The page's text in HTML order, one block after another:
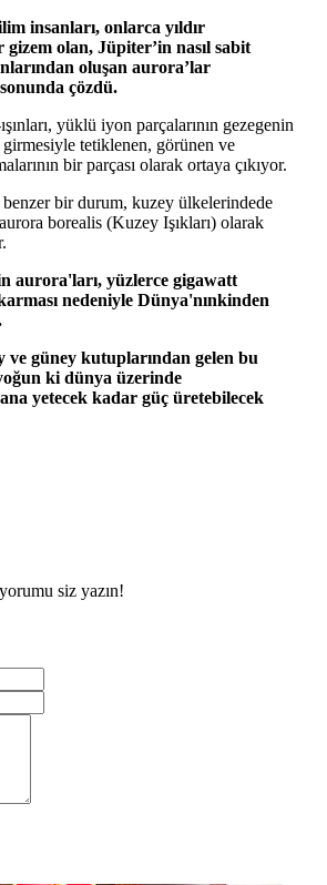
insanları, onlarca yıldır
gizem olan, Jüpiter’in nasıl sabit
oluşan aurora’lar
çözdü.
yüklü iyon parçalarının gezegenin
tetiklenen, görünen ve
bir parçası olarak ortaya çıkıyor.
bir durum, kuzey ülkelerindede
borealis (Kuzey Işıkları) olarak
aurora'ları, yüzlerce gigawatt
nedeniyle Dünya'nınkinden
güney kutuplarından gelen bu
ki dünya üzerinde
yetecek kadar güç üretebilecek
siz yazın!